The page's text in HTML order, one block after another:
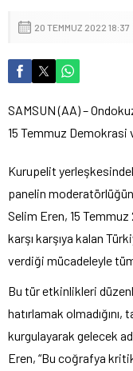
20 TEMMUZ 2022 18:37
SAMSUN (AA) –
15 Temmuz Demokrasi
Kurupelit
panelin
Selim Eren, 15
karşı karşıya kalan
verdiği mücadeleyle
Bu tür etkinlikleri
hatırlamak
kurgulayarak gelecek
Eren, “Bu coğrafya